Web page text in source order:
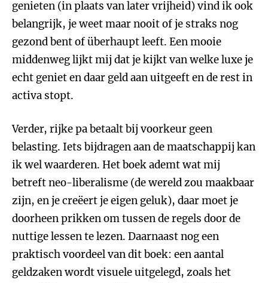
genieten (in plaats van later vrijheid) vind ik ook
belangrijk, je weet maar nooit of je straks nog
gezond bent of überhaupt leeft. Een mooie
middenweg lijkt mij dat je kijkt van welke luxe je
echt geniet en daar geld aan uitgeeft en de rest in
activa stopt.
Verder, rijke pa betaalt bij voorkeur geen
belasting. Iets bijdragen aan de maatschappij kan
ik wel waarderen. Het boek ademt wat mij
betreft neo-liberalisme (de wereld zou maakbaar
zijn, en je creëert je eigen geluk), daar moet je
doorheen prikken om tussen de regels door de
nuttige lessen te lezen. Daarnaast nog een
praktisch voordeel van dit boek: een aantal
geldzaken wordt visuele uitgelegd, zoals het